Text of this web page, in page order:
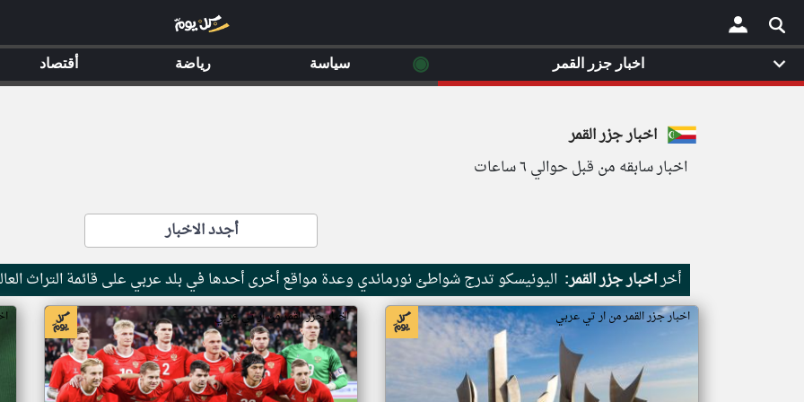
×
اخبار جزر القمر
اخبار سابقه من قبل حوالي ٦ ساعات
أجدد الاخبار
أخراخبار جزر القمر: اليونيسكو تدرج شواطئ نورماندي وعدة مواقع أخرى أحدها في بلد عربي على قائمة التراث
اخبار جزر القمر من ار تي عربي اخبار جزر القمر من ار تي عربي
اخبار جزر القمر ◉ سياسة رياضة أقتصاد